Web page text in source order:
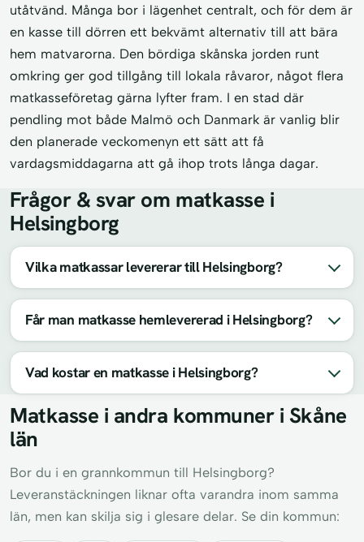
utåtvänd. Många bor i lägenhet centralt, och för dem är
en kasse till dörren ett bekvämt alternativ till att bära
hem matvarorna. Den bördiga skånska jorden runt
omkring ger god tillgång till lokala råvaror, något flera
matkasseföretag gärna lyfter fram. I en stad där
pendling mot både Malmö och Danmark är vanlig blir
den planerade veckomenyn ett sätt att få
vardagsmiddagarna att gå ihop trots långa dagar.
Frågor & svar om matkasse i
Helsingborg
Vilka matkassar levererar till Helsingborg?
Får man matkasse hemlevererad i Helsingborg?
Vad kostar en matkasse i Helsingborg?
Matkasse i andra kommuner i Skåne
län
Bor du i en grannkommun till Helsingborg?
Leveranstäckningen liknar ofta varandra inom samma
län, men kan skilja sig i glesare delar. Se din kommun: